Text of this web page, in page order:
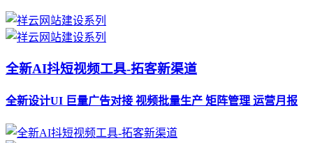
全新AI抖短视频工具-拓客新渠道
全新设计UI 巨量广告对接 视频批量生产 矩阵管理 运营月报